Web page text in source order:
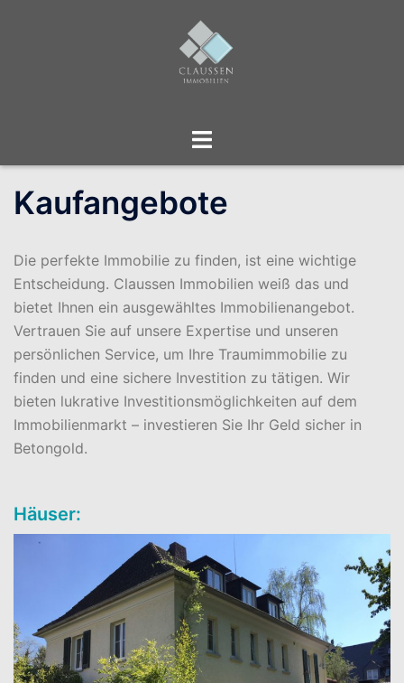
Menü
Kaufangebote
Die perfekte Immobilie zu finden, ist eine wichtige
Entscheidung. Claussen Immobilien weiß das und
bietet Ihnen ein ausgewähltes Immobilienangebot.
Vertrauen Sie auf unsere Expertise und unseren
persönlichen Service, um Ihre Traumimmobilie zu
finden und eine sichere Investition zu tätigen. Wir
bieten lukrative Investitionsmöglichkeiten auf dem
Immobilienmarkt – investieren Sie Ihr Geld sicher in
Betongold.
Häuser: